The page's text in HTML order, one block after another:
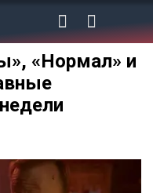
«Нормал» и